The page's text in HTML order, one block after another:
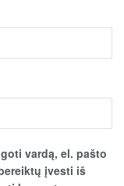
vardą, el. pašto
įvesti iš